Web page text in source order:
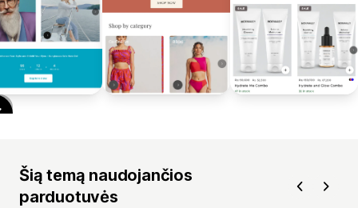
Šią temą naudojančios
parduotuvės